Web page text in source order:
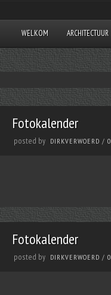
WELKOM ARCHITECTUUR
Fotokalender
posted by DIRKVERWOERD / 0
Fotokalender
posted by DIRKVERWOERD / 0